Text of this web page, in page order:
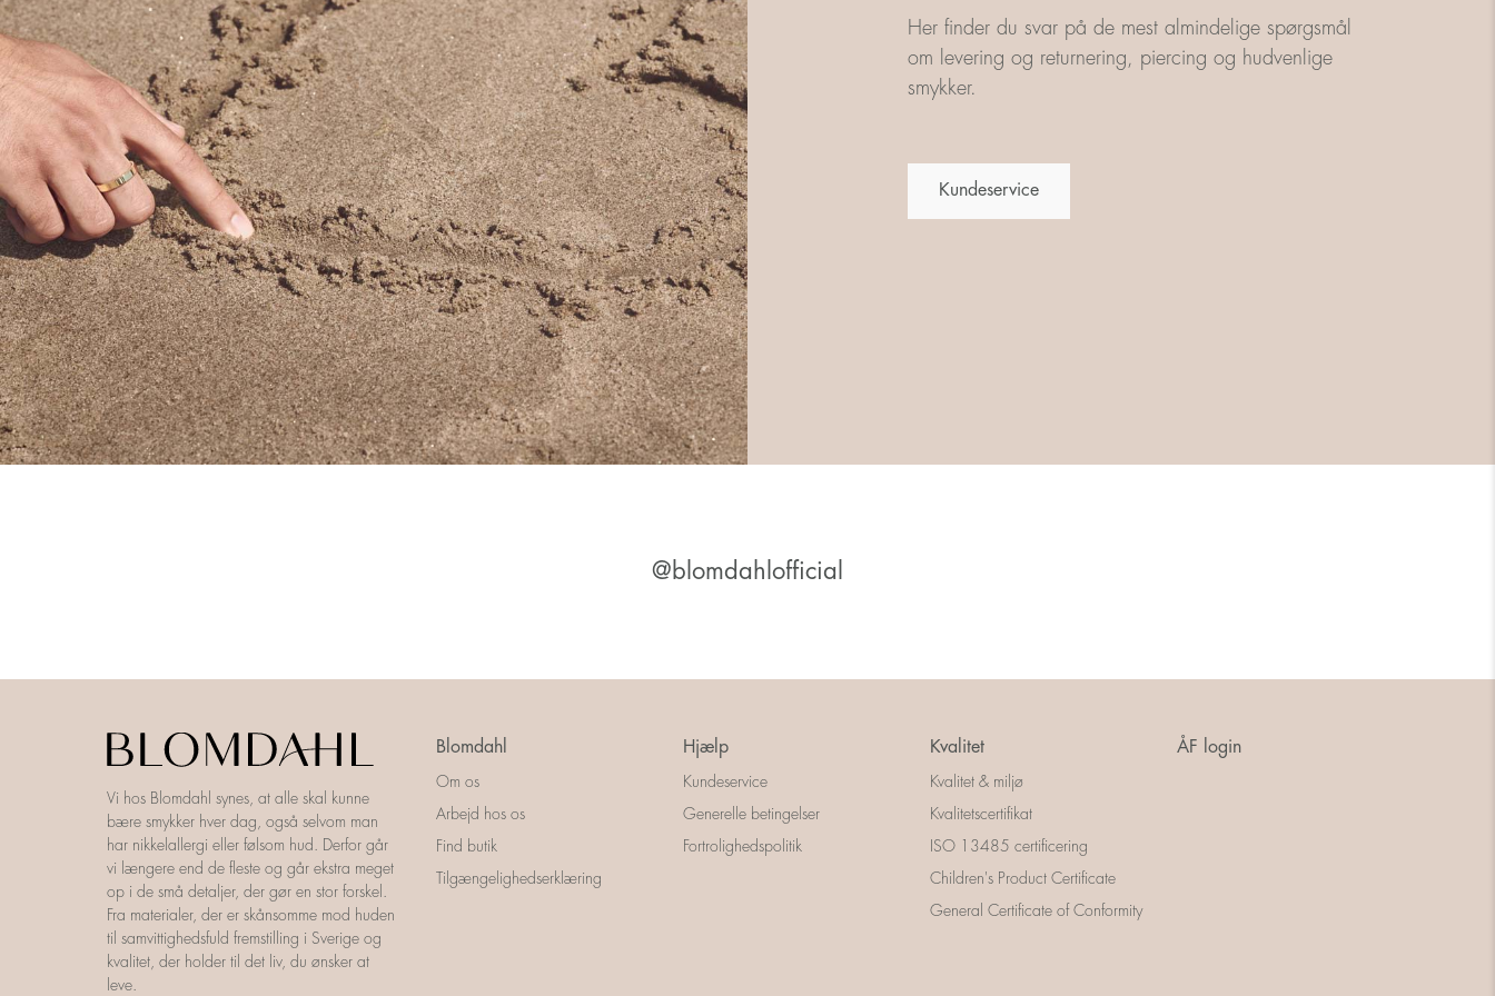
Her finder du svar på de mest almindelige spørgsmål
om levering og returnering, piercing og hudvenlige
smykker.
Kundeservice
@blomdahlofficial
Vi hos Blomdahl synes, at alle skal kunne
bære smykker hver dag, også selvom man
har nikkelallergi eller følsom hud. Derfor går
vi længere end de fleste og går ekstra meget
op i de små detaljer, der gør en stor forskel.
Fra materialer, der er skånsomme mod huden
til samvittighedsfuld fremstilling i Sverige og
kvalitet, der holder til det liv, du ønsker at
leve.
Blomdahl
Om os
Arbejd hos os
Find butik
Tilgængelighedserklæring
Hjælp
Kundeservice
Generelle betingelser
Fortrolighedspolitik
Kvalitet
Kvalitet & miljø
Kvalitetscertifikat
ISO 13485 certificering
Children's Product Certificate
General Certificate of Conformity
ÅF login